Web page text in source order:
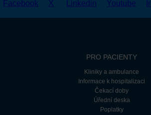
PRO PACIENTY
Kliniky a ambulance
Informace k hospitalizaci
Čekací doby
Úřední deska
Poplatky